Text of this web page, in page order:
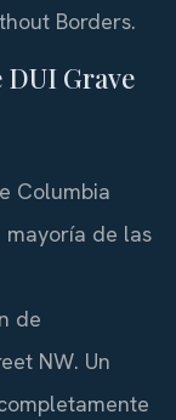
Borders.
Grave
Columbia
mayoría de las
de
NW. Un